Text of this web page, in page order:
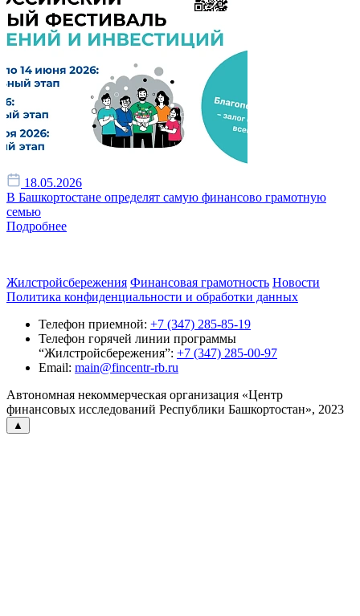
18.05.2026
В Башкортостане определят самую финансово грамотную
семью
Подробнее
Жилстройсбережения Финансовая грамотность Новости
Политика конфиденциальности и обработки данных
Телефон приемной: +7 (347) 285-85-19
Телефон горячей линии программы
“Жилстройсбережения”: +7 (347) 285-00-97
Email: main@fincentr-rb.ru
Автономная некоммерческая организация «Центр
финансовых исследований Республики Башкортостан», 2023
▲